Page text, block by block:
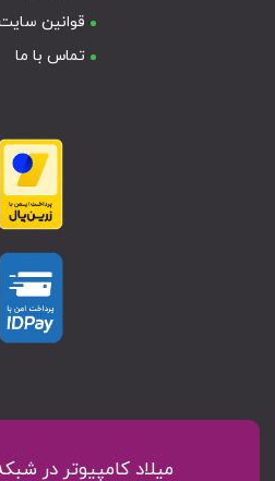
قوانین
تماس با ما
میلاد کامپیوتر در